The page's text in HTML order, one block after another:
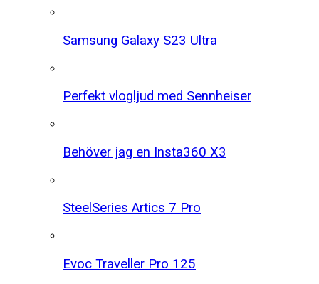
Samsung Galaxy S23 Ultra
Perfekt vlogljud med Sennheiser
Behöver jag en Insta360 X3
SteelSeries Artics 7 Pro
Evoc Traveller Pro 125